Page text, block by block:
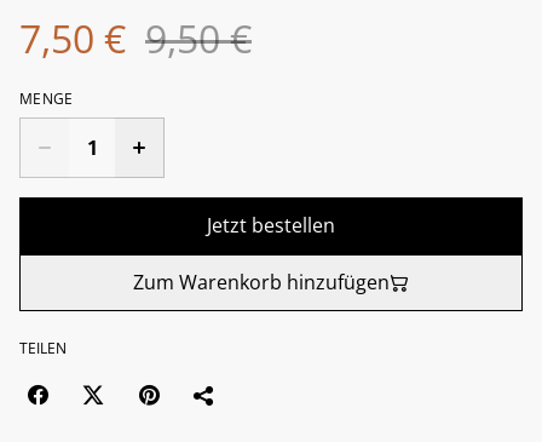
7,50 € 9,50 €
MENGE
Jetzt bestellen
Zum Warenkorb hinzufügen
TEILEN